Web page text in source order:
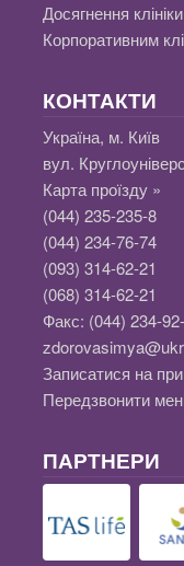
Досягнення клініки
Корпоративним
КОНТАКТИ
Україна, м. Київ
вул.
Карта проїзду »
(044) 235-235-8
(044) 234-76-74
(093) 314-62-21
(068) 314-62-21
Факс: (044) 234-
Записатися на
Передзвонити
ПАРТНЕРИ